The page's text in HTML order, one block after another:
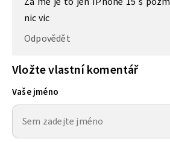
nic vic
Odpovědět
Vložte vlastní komentář
Vaše jméno